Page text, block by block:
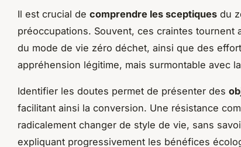
Il est crucial de comprendre les sceptiques du
préoccupations. Souvent, ces craintes tournent
du mode de vie zéro déchet, ainsi que des
appréhension légitime, mais surmontable avec
Identifier les doutes permet de présenter des
facilitant ainsi la conversion. Une résistance
radicalement changer de style de vie, sans
expliquant progressivement les bénéfices